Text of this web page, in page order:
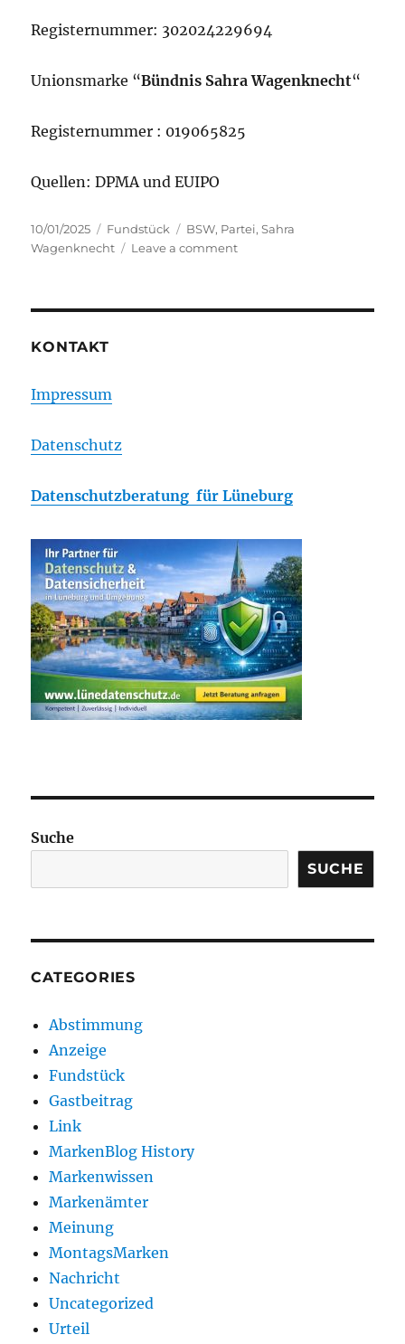
Registernummer: 302024229694
Unionsmarke “Bündnis Sahra Wagenknecht“
Registernummer : 019065825
Quellen: DPMA und EUIPO
Posted
on
10/01/2025 Categories
Fundstück Tags
BSW, Partei,Sahra
Wagenknecht
Leave a commenton
KONTAKT
Impressum
Datenschutz
Datenschutzberatung für Lüneburg
Suche
SUCHE
CATEGORIES
Abstimmung
Anzeige
Fundstück
Gastbeitrag
Link
MarkenBlog History
Markenwissen
Markenämter
Meinung
MontagsMarken
Nachricht
Uncategorized
Urteil